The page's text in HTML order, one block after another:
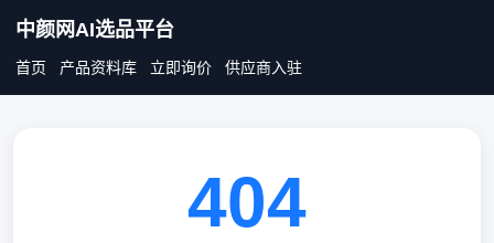
中颜网AI选品平台
首页 产品资料库 立即询价 供应商入驻
404